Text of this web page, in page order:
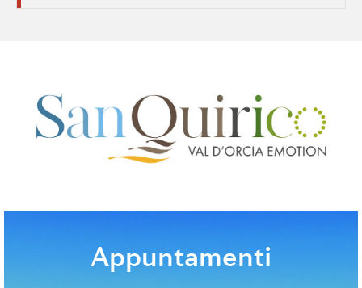
Appuntamenti